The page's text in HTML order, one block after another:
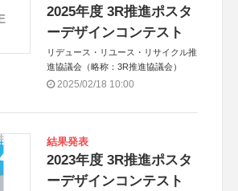
2025年度 3R推進ポスタ
ーデザインコンテスト
リデュース・リユース・リサイクル推
進協議会（略称：3R推進協議会）
2025/02/18 10:00
結果発表
2023年度 3R推進ポスタ
ーデザインコンテスト